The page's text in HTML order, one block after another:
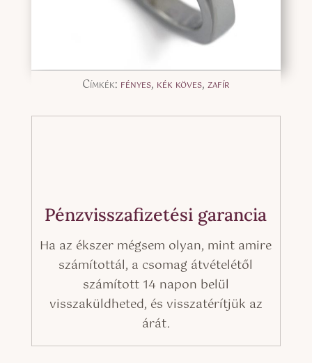
Címkék: fényes, kék köves,zafír
Pénzvisszafizetési garancia
Ha az ékszer mégsem olyan, mint amire
számítottál, a csomag átvételétől
számított 14 napon belül
visszaküldheted, és visszatérítjük az
árát.